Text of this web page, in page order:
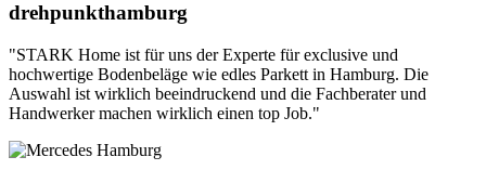
drehpunkthamburg
"STARK Home ist für uns der Experte für exclusive und
hochwertige Bodenbeläge wie edles Parkett in Hamburg. Die
Auswahl ist wirklich beeindruckend und die Fachberater und
Handwerker machen wirklich einen top Job."